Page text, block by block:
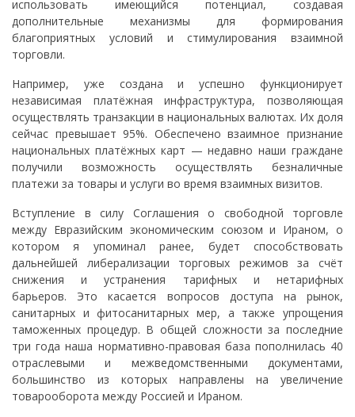
использовать имеющийся потенциал, создавая
дополнительные механизмы для формирования
благоприятных условий и стимулирования взаимной
торговли.
Например, уже создана и успешно функционирует
независимая платёжная инфраструктура, позволяющая
осуществлять транзакции в национальных валютах. Их доля
сейчас превышает 95%. Обеспечено взаимное признание
национальных платёжных карт — недавно наши граждане
получили возможность осуществлять безналичные
платежи за товары и услуги во время взаимных визитов.
Вступление в силу Соглашения о свободной торговле
между Евразийским экономическим союзом и Ираном, о
котором я упоминал ранее, будет способствовать
дальнейшей либерализации торговых режимов за счёт
снижения и устранения тарифных и нетарифных
барьеров. Это касается вопросов доступа на рынок,
санитарных и фитосанитарных мер, а также упрощения
таможенных процедур. В общей сложности за последние
три года наша нормативно-правовая база пополнилась 40
отраслевыми и межведомственными документами,
большинство из которых направлены на увеличение
товарооборота между Россией и Ираном.